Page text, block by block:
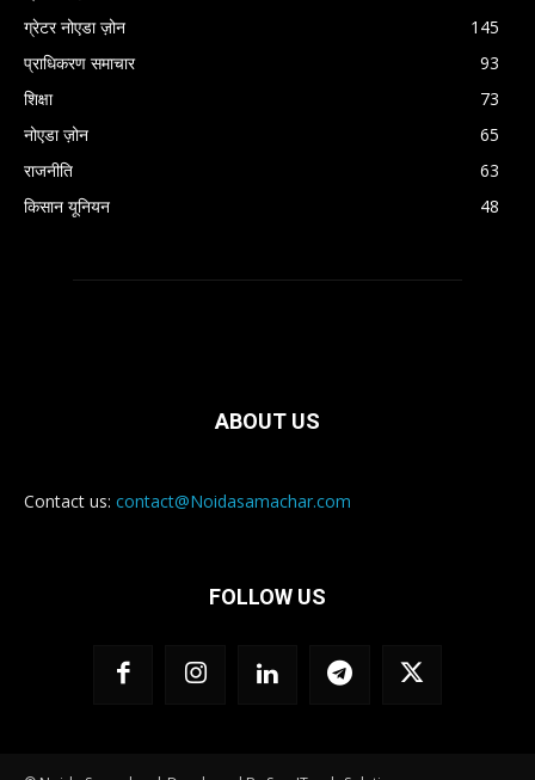
ग्रेटर नोएडा ज़ोन
145
प्राधिकरण समाचार
93
शिक्षा
73
नोएडा ज़ोन
65
राजनीति
63
किसान यूनियन
48
ABOUT US
Contact us: contact@Noidasamachar.com
FOLLOW US